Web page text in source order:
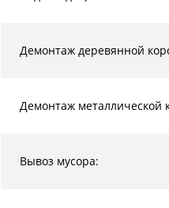
Демонтаж деревянной
Демонтаж металлической
Вывоз мусора: